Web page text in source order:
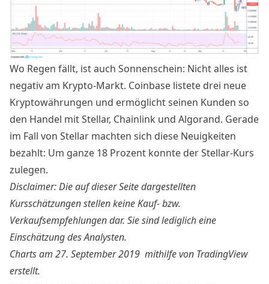
Wo Regen fällt, ist auch Sonnenschein: Nicht alles ist
negativ am Krypto-Markt. Coinbase listete drei neue
Kryptowährungen und ermöglicht seinen Kunden so
den Handel mit Stellar, Chainlink und Algorand. Gerade
im Fall von Stellar machten sich diese Neuigkeiten
bezahlt: Um ganze 18 Prozent konnte der Stellar-Kurs
zulegen.
Disclaimer: Die auf dieser Seite dargestellten
Kursschätzungen stellen keine Kauf- bzw.
Verkaufsempfehlungen dar. Sie sind lediglich eine
Einschätzung des Analysten.
Charts am 27. September 2019 mithilfe von TradingView
erstellt.